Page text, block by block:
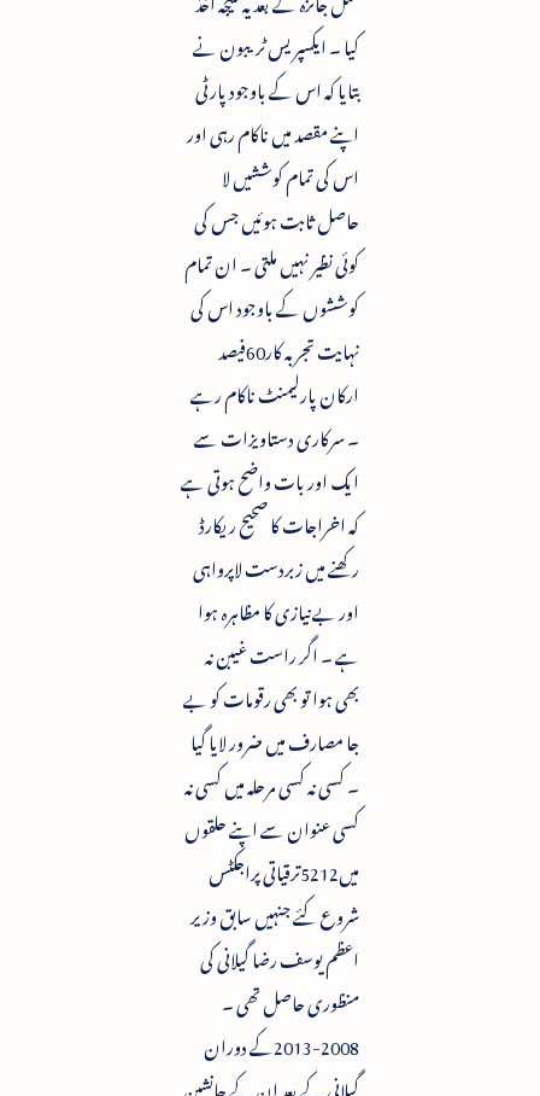
کیا ۔ ایکسپریس ٹریبون نے
بتایا کہ اس کے باوجود پارٹی
اپنے مقصد میں ناکام رہی اور
اس کی تمام کوششیں لا
حاصل ثابت ہوئیں جس کی
کوئی نظیر نہیں ملتی ۔ ان تمام
کوششوں کے باوجود اس کی
نہایت تجربہ کار60فیصد
ارکان پارلیمنٹ ناکام رہے
۔ سرکاری دستاویزات سے
ایک اور بات واضح ہوتی ہے
کہ اخراجات کا صحیح ریکارڈ
رکھنے میں زبردست لاپرواہی
اور بے نیازی کا مظاہرہ ہوا
ہے ۔ اگر راست غیبن نہ
بھی ہوا تو بھی رقومات کو بے
جا مصارف میں ضرور لایا گیا
۔ کسی نہ کسی مرحلہ میں کسی نہ
کسی عنوان سے اپنے حلقوں
میں5212ترقیاتی پراجکٹس
شروع کئے جنہیں سابق وزیر
اعظم یوسف رضا گیلانی کی
منظوری حاصل تھی ۔
2008-2013کے دوران
گیلانی کے بعد ان کے جانشین